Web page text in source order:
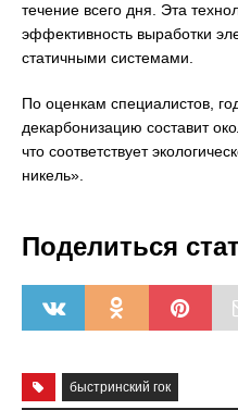
течение всего дня. Эта
эффективность выработки
статичными системами.
По оценкам специалистов,
декарбонизацию составит
что соответствует
никель».
Поделиться
быстринский гок